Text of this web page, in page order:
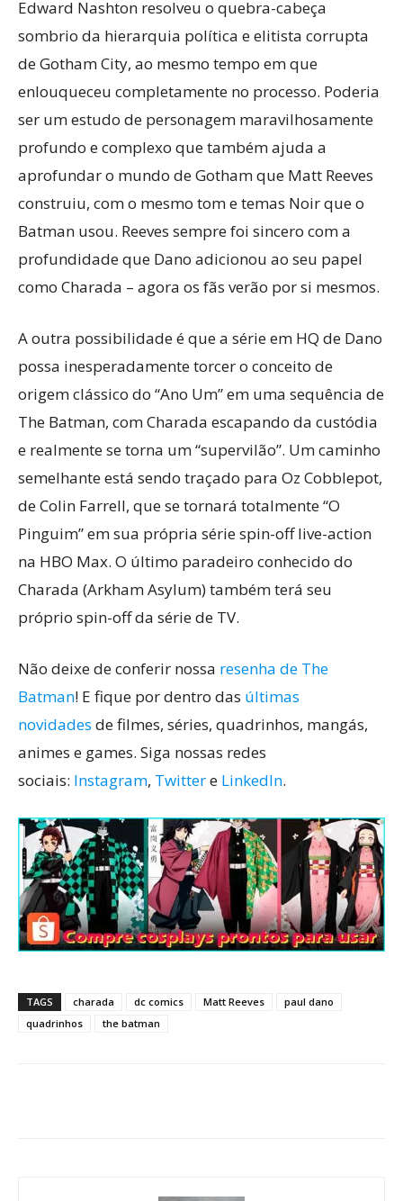
Edward Nashton resolveu o quebra-cabeça
sombrio da hierarquia política e elitista corrupta
de Gotham City, ao mesmo tempo em que
enlouqueceu completamente no processo. Poderia
ser um estudo de personagem maravilhosamente
profundo e complexo que também ajuda a
aprofundar o mundo de Gotham que Matt Reeves
construiu, com o mesmo tom e temas Noir que o
Batman usou. Reeves sempre foi sincero com a
profundidade que Dano adicionou ao seu papel
como Charada – agora os fãs verão por si mesmos.
A outra possibilidade é que a série em HQ de Dano
possa inesperadamente torcer o conceito de
origem clássico do “Ano Um” em uma sequência de
The Batman, com Charada escapando da custódia
e realmente se torna um “supervilão”. Um caminho
semelhante está sendo traçado para Oz Cobblepot,
de Colin Farrell, que se tornará totalmente “O
Pinguim” em sua própria série spin-off live-action
na HBO Max. O último paradeiro conhecido do
Charada (Arkham Asylum) também terá seu
próprio spin-off da série de TV.
Não deixe de conferir nossa resenha de The
Batman! E fique por dentro das últimas
novidades de filmes, séries, quadrinhos, mangás,
animes e games. Siga nossas redes
sociais: Instagram, Twittere LinkedIn.
TAGS charada dc comics Matt Reeves
paul dano
quadrinhos
the batman